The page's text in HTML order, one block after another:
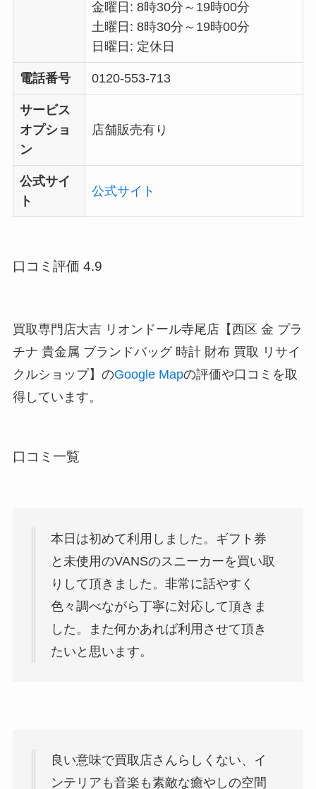
金曜日: 8時30分～19時00分
土曜日: 8時30分～19時00分
日曜日: 定休日
電話番号 0120-553-713
サービス
オプショ
ン
店舗販売有り
公式サイ
ト
公式サイト
口コミ評価 4.9
買取専門店大吉 リオンドール寺尾店【西区 金 プラ
チナ 貴金属 ブランドバッグ 時計 財布 買取 リサイ
クルショップ】のGoogle Mapの評価や口コミを取
得しています。
口コミ一覧
本日は初めて利用しました。ギフト券
と未使用のVANSのスニーカーを買い取
りして頂きました。非常に話やすく
色々調べながら丁寧に対応して頂きま
した。また何かあれば利用させて頂き
たいと思います。
良い意味で買取店さんらしくない、イ
ンテリアも音楽も素敵な癒やしの空間